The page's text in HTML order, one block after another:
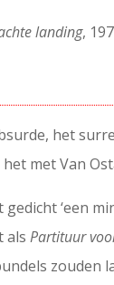
landing,
het
met Van
gedicht ‘een
alsPartituur
zouden